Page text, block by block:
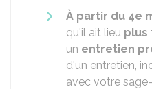
À partir du 4e
qu'il ait lieu plus
un entretien
d'un entretien,
avec votre